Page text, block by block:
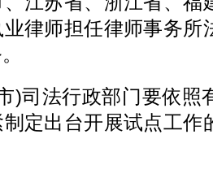
律师担任律师事务所
法行政部门要依照
定出台开展试点工作